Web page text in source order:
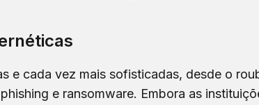
e cada vez mais sofisticadas, desde o
e ransomware. Embora as